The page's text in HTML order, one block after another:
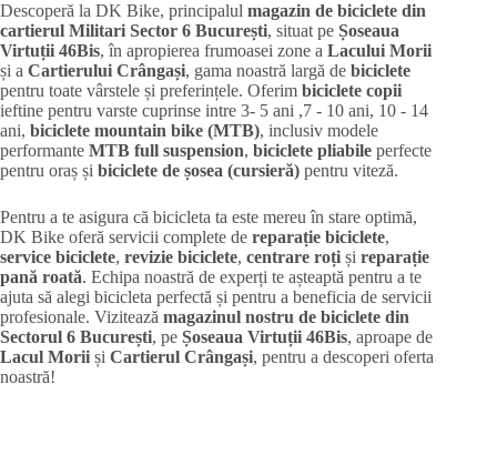
Descoperă la DK Bike, principalul magazin de biciclete din
cartierul Militari Sector 6 București, situat pe Șoseaua
Virtuții 46Bis, în apropierea frumoasei zone a Lacului Morii
și a Cartierului Crângași, gama noastră largă de biciclete
pentru toate vârstele și preferințele. Oferim biciclete copii
ieftine pentru varste cuprinse intre 3- 5 ani ,7 - 10 ani, 10 - 14
ani, biciclete mountain bike (MTB), inclusiv modele
performante MTB full suspension, biciclete pliabile perfecte
pentru oraș și biciclete de șosea (cursieră) pentru viteză.
Pentru a te asigura că bicicleta ta este mereu în stare optimă,
DK Bike oferă servicii complete de reparație biciclete,
service biciclete, revizie biciclete, centrare roți și reparație
pană roată. Echipa noastră de experți te așteaptă pentru a te
ajuta să alegi bicicleta perfectă și pentru a beneficia de servicii
profesionale. Vizitează magazinul nostru de biciclete din
Sectorul 6 București, pe Șoseaua Virtuții 46Bis, aproape de
Lacul Morii și Cartierul Crângași, pentru a descoperi oferta
noastră!